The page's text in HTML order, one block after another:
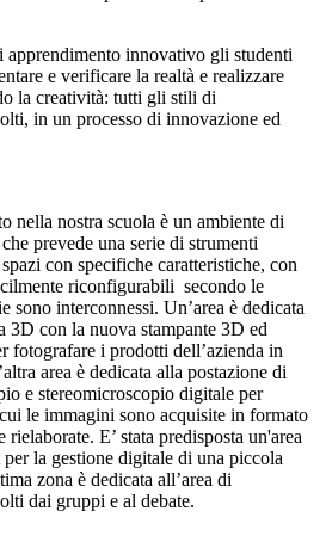
innovativo gli studenti
e verificare la realtà e realizzare
la creatività: tutti gli stili di
in un processo di innovazione ed
nella nostra scuola è un ambiente di
prevede una serie di strumenti
con specifiche caratteristiche, con
riconfigurabili secondo le
sono interconnessi. Un’area è dedicata
3D con la nuova stampante 3D ed
fotografare i prodotti dell’azienda in
area è dedicata alla postazione di
e stereomicroscopio digitale per
le immagini sono acquisite in formato
E’ stata predisposta un'area
la gestione digitale di una piccola
zona è dedicata all’area di
dai gruppi e al debate.